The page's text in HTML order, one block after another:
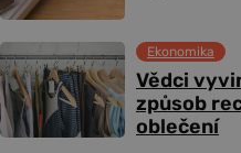
Vědci
způsob
oblečení
Ekonomika